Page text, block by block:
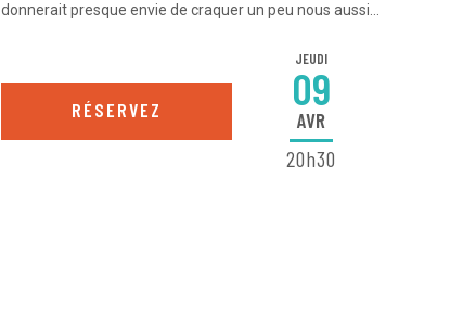
donnerait presque envie de craquer un peu nous aussi…
RÉSERVEZ
JEUDI
09
AVR
20h30